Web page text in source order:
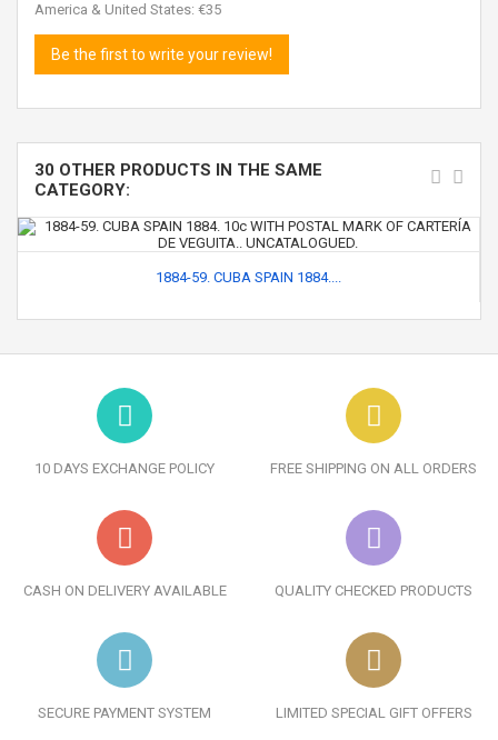
America & United States: €35
Be the first to write your review!
30 OTHER PRODUCTS IN THE SAME
CATEGORY:
1884-59. CUBA SPAIN 1884....
10 DAYS EXCHANGE POLICY FREE SHIPPING ON ALL ORDERS
CASH ON DELIVERY AVAILABLE QUALITY CHECKED PRODUCTS
SECURE PAYMENT SYSTEM LIMITED SPECIAL GIFT OFFERS